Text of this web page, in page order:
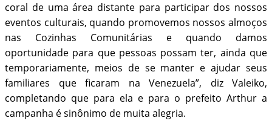
coral de uma área distante para participar dos nossos
eventos culturais, quando promovemos nossos almoços
nas Cozinhas Comunitárias e quando damos
oportunidade para que pessoas possam ter, ainda que
temporariamente, meios de se manter e ajudar seus
familiares que ficaram na Venezuela”, diz Valeiko,
completando que para ela e para o prefeito Arthur a
campanha é sinônimo de muita alegria.